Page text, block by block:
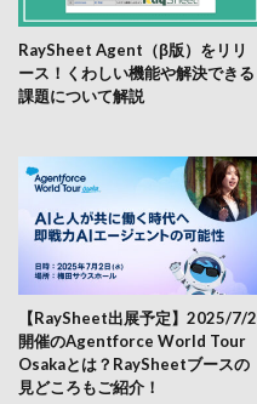
RaySheet Agent（β版）をリリ
ース！くわしい機能や解決できる
課題について解説
【RaySheet出展予定】2025/7/2
開催のAgentforce World Tour
Osakaとは？RaySheetブースの
見どころもご紹介！